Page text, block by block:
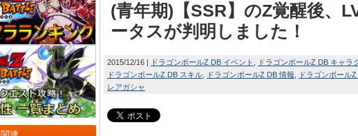
(青年期)【SSR】のZ覚醒後、
ータスが判明しました！
2015/12/16 ドラゴンボールZ DB イベント
ドラゴンボールZ DB キャラ
ドラゴンボールZ DB スキル
ドラゴンボールZ DB 情報 ドラゴンボール
レアガシャ